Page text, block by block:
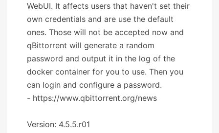
WebUI. It affects users that haven't set their
own credentials and are use the default
ones. Those will not be accepted now and
qBittorrent will generate a random
password and output it in the log of the
docker container for you to use. Then you
can login and configure a password.
- https://www.qbittorrent.org/news
Version: 4.5.5.r01